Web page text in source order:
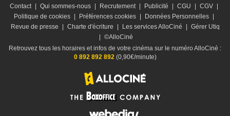
Contact Qui sommes-nous Recrutement Publicité CGU CGV
Politique de cookies
Préférences cookies Données Personnelles
Revue de presse
Charte d'écriture Les services AlloCiné
Gérer Utiq
©AlloCiné
Retrouvez tous les horaires et infos de votre cinéma sur le numéro AlloCiné :
0 892 892 892(0,90€/minute)